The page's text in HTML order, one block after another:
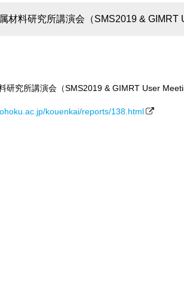
材料研究所講演会（SMS2019 & GIMRT
研究所講演会（SMS2019 & GIMRT User
kouenkai/reports/138.html